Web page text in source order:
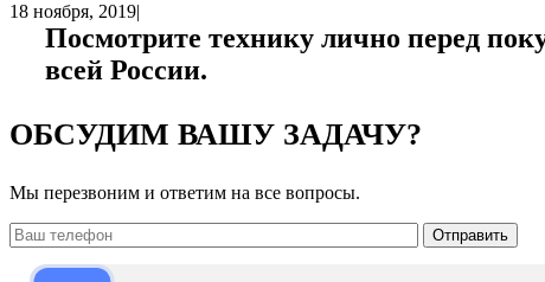
18 ноября, 2019|
Посмотрите технику лично перед
всей России.
ОБСУДИМ ВАШУ ЗАДАЧУ?
Мы перезвоним и ответим на все вопросы.